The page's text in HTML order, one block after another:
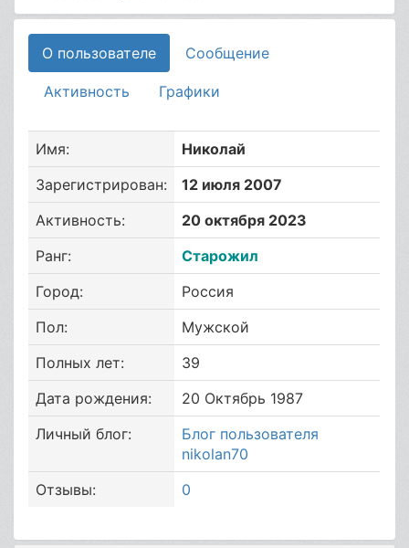
О пользователе Сообщение
Активность Графики
Имя:
Николай
Зарегистрирован:
12 июля 2007
Активность:
20 октября 2023
Ранг:
Старожил
Город:
Россия
Пол:
Мужской
Полных лет:
39
Дата рождения:
20 Октябрь 1987
Личный блог:
Блог пользователя
nikolan70
Отзывы:
0